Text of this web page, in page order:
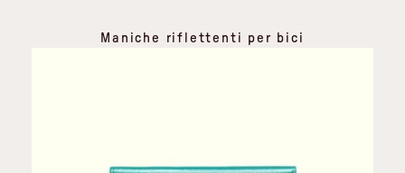
Maniche riflettenti per bici